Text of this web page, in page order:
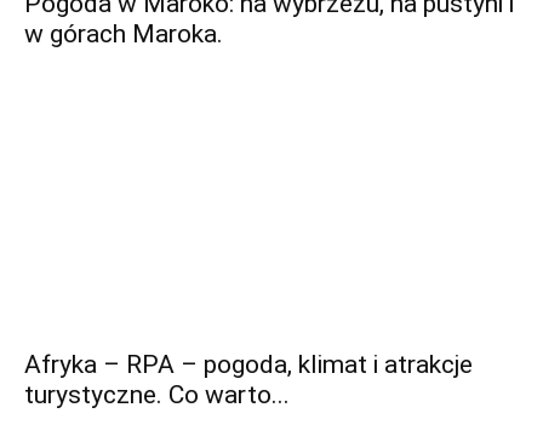
w górach Maroka.
Afryka – RPA – pogoda, klimat i atrakcje
turystyczne. Co warto...